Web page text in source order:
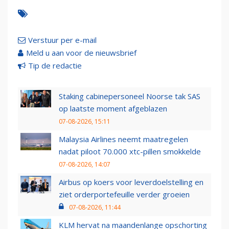
Verstuur per e-mail
Meld u aan voor de nieuwsbrief
Tip de redactie
Staking cabinepersoneel Noorse tak SAS
op laatste moment afgeblazen
07-08-2026, 15:11
Malaysia Airlines neemt maatregelen
nadat piloot 70.000 xtc-pillen smokkelde
07-08-2026, 14:07
Airbus op koers voor leverdoelstelling en
ziet orderportefeuille verder groeien
07-08-2026, 11:44
KLM hervat na maandenlange opschorting